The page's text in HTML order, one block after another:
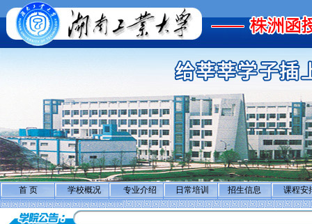
首 页 学校概况 专业介绍 日常培训 招生信息 课程安